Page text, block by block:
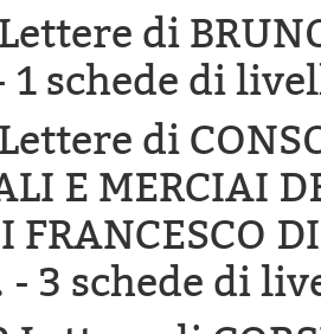
di
1 schede di
di
E MERCIAI
FRANCESCO
- 3 schede di